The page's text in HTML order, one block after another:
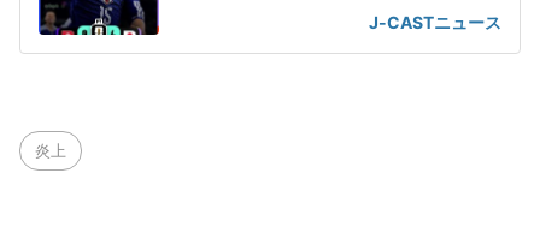
J-CASTニュース
炎上